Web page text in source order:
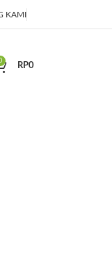
KAMI
RP0